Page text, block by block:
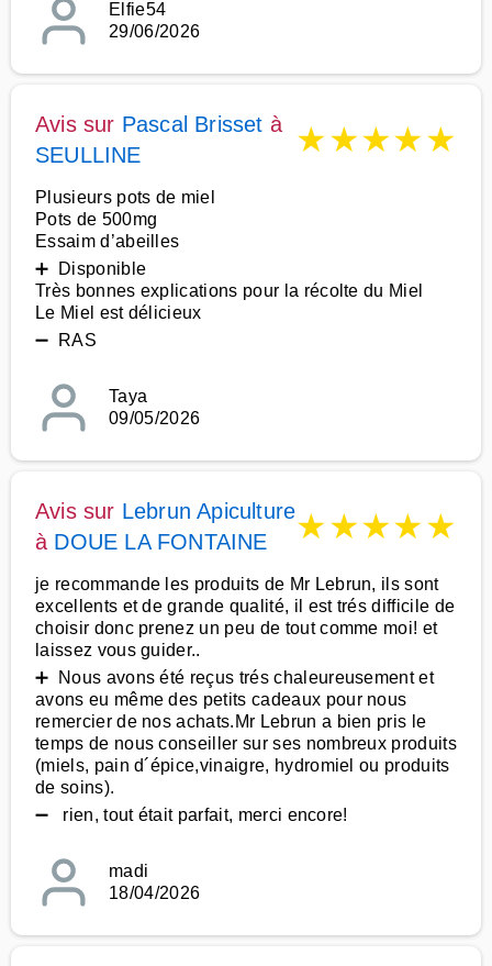
Elfie54
29/06/2026
Avis sur Pascal Brisset à
SEULLINE
★★★★★
Plusieurs pots de miel
Pots de 500mg
Essaim d’abeilles
➕ Disponible
Très bonnes explications pour la récolte du Miel
Le Miel est délicieux
➖ RAS
Taya
09/05/2026
Avis sur Lebrun Apiculture
à DOUE LA FONTAINE ★★★★★
je recommande les produits de Mr Lebrun, ils sont
excellents et de grande qualité, il est trés difficile de
choisir donc prenez un peu de tout comme moi! et
laissez vous guider..
➕ Nous avons été reçus trés chaleureusement et
avons eu même des petits cadeaux pour nous
remercier de nos achats.Mr Lebrun a bien pris le
temps de nous conseiller sur ses nombreux produits
(miels, pain d´épice,vinaigre, hydromiel ou produits
de soins).
➖ rien, tout était parfait, merci encore!
madi
18/04/2026